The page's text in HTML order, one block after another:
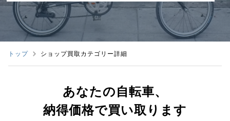
トップ ショップ買取カテゴリー詳細
あなたの自転車、
納得価格で買い取ります